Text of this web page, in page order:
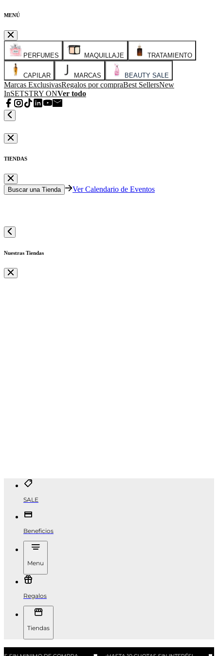
MENÚ
PERFUMES MAQUILLAJE TRATAMIENTO
CAPILAR MARCAS BEAUTY SALE
Marcas ExclusivasRegalos por compraBest SellersNew
InSETSTRY ONVer todo
TIENDAS
Buscar una Tienda Ver Calendario de Eventos
Nuestras Tiendas
SALE
Beneficios
Menu
Regalos
Tiendas